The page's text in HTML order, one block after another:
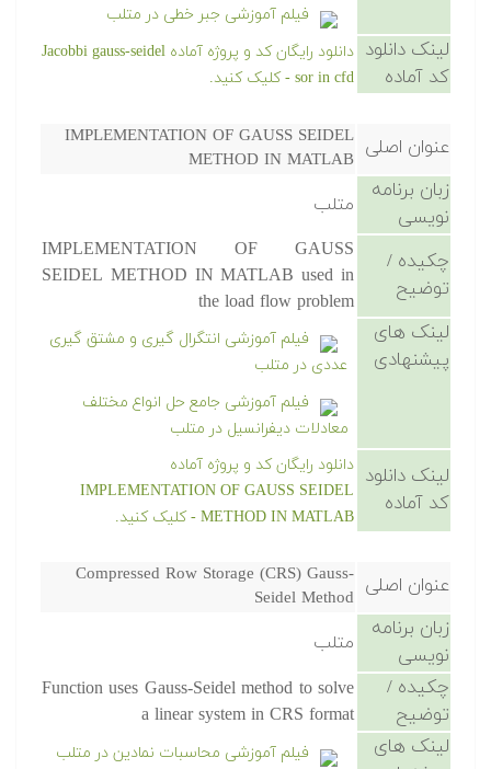
فیلم آموزشی جبر خطی در متلب
لینک دانلود
کد آماده
دانلود رایگان کد و پروژه آماده Jacobbi gauss-seidel
sor in cfd - کلیک کنید.
عنوان اصلی IMPLEMENTATION OF GAUSS SEIDEL
METHOD IN MATLAB
زبان برنامه
نویسی
متلب
چکیده /
توضیح
IMPLEMENTATION OF GAUSS
SEIDEL METHOD IN MATLAB used in
the load flow problem
لینک های
پیشنهادی
فیلم آموزشی انتگرال گیری و مشتق گیری
عددی در متلب
فیلم آموزشی جامع حل انواع مختلف
معادلات دیفرانسیل در متلب
لینک دانلود
کد آماده
دانلود رایگان کد و پروژه آماده
IMPLEMENTATION OF GAUSS SEIDEL
METHOD IN MATLAB - کلیک کنید.
عنوان اصلی Compressed Row Storage (CRS) Gauss-
Seidel Method
زبان برنامه
نویسی
متلب
چکیده /
توضیح
Function uses Gauss-Seidel method to solve
a linear system in CRS format
لینک های
فیلم آموزشی محاسبات نمادین در متلب